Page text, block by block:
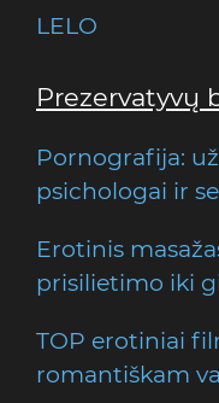
LELO
Prezervatyvų
Pornografija:
psichologai ir
Erotinis
prisilietimo iki
TOP erotiniai
romantiškam